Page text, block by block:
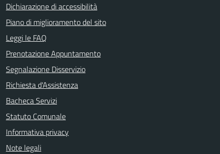
Dichiarazione di accessibilità
Piano di miglioramento del sito
Leggi le FAQ
Prenotazione Appuntamento
Segnalazione Disservizio
Richiesta d'Assistenza
Bacheca Servizi
Statuto Comunale
Informativa privacy
Note legali